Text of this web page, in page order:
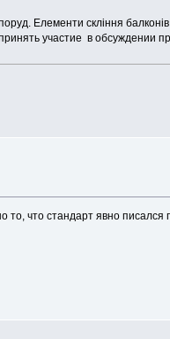
Елементи скління
участие в обсуждении
что стандарт явно